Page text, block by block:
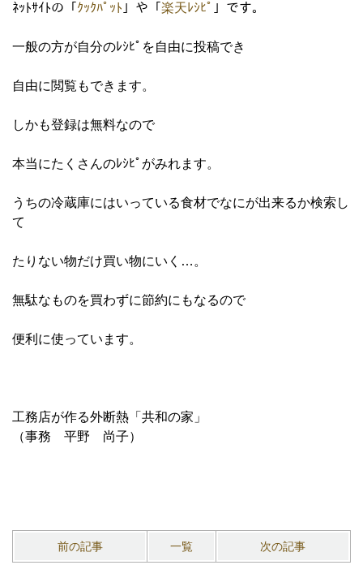
ﾈｯﾄｻｲﾄの「 ｸｯｸﾊﾟｯﾄ 」や「 楽天ﾚｼﾋﾟ 」です。
一般の方が自分のﾚｼﾋﾟを自由に投稿でき
自由に閲覧もできます。
しかも登録は無料なので
本当にたくさんのﾚｼﾋﾟがみれます。
うちの冷蔵庫にはいっている食材でなにが出来るか検索し
て
たりない物だけ買い物にいく…。
無駄なものを買わずに節約にもなるので
便利に使っています。
工務店が作る外断熱「共和の家」
（事務 平野 尚子）
前の記事 一覧 次の記事